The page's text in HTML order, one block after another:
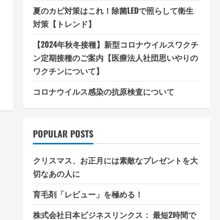
夏のカビ対策はこれ！除菌LEDで照らして衛生
対策【トレンド】
【2024年秋冬接種】新型コロナウイルスワクチ
ン定期接種のご案内【医療法人社団思いやりの
ワクチンについて】
コロナウイルス感染の抗原検査について
POPULAR POSTS
クリスマス、お正月には素敵なプレゼントを大
切なあの人に
育毛剤「レビュー」を極める！
株式会社日本ビジネスリンクス： 最短2時間で